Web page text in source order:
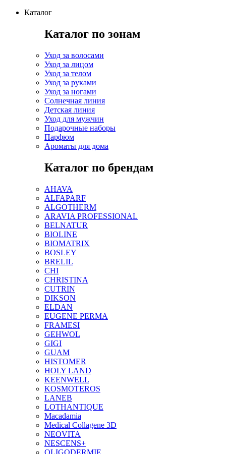
Каталог
Каталог по зонам
Уход за волосами
Уход за лицом
Уход за телом
Уход за руками
Уход за ногами
Солнечная линия
Детская линия
Уход для мужчин
Подарочные наборы
Парфюм
Ароматы для дома
Каталог по брендам
AHAVA
ALFAPARF
ALGOTHERM
ARAVIA PROFESSIONAL
BELNATUR
BIOLINE
BIOMATRIX
BOSLEY
BRELIL
CHI
CHRISTINA
CUTRIN
DIKSON
ELDAN
EUGENE PERMA
FRAMESI
GEHWOL
GIGI
GUAM
HISTOMER
HOLY LAND
KEENWELL
KOSMOTEROS
LANEB
LOTHANTIQUE
Macadamia
Medical Collagene 3D
NEOVITA
NESCENS+
OLIGODERMIE